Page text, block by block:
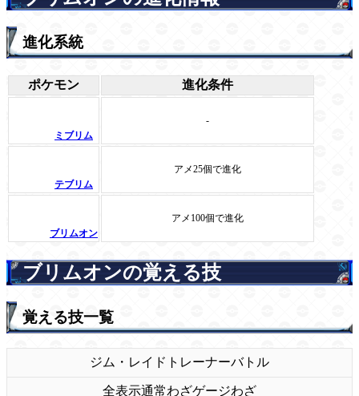
進化系統
ポケモン 進化条件
ミブリム
-
テブリム
アメ25個で進化
ブリムオン
アメ100個で進化
ブリムオンの覚える技
覚える技一覧
ジム・レイド トレーナーバトル
全表示通常わざゲージわざ